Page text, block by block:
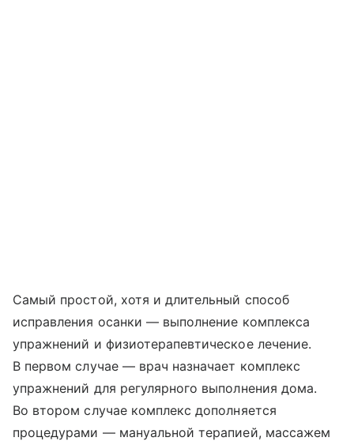
Самый простой, хотя и длительный способ
исправления осанки — выполнение комплекса
упражнений и физиотерапевтическое лечение.
В первом случае — врач назначает комплекс
упражнений для регулярного выполнения дома.
Во втором случае комплекс дополняется
процедурами — мануальной терапией, массажем